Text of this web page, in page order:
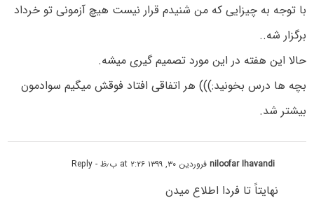
با توجه به چیزایی که من شنیدم قرار نیست هیچ آزمونی تو خرداد
برگزار شه..
حالا این هفته در این مورد تصمیم گیری میشه.
بچه ها درس بخونید:))) هر اتفاقی افتاد فوقش میگیم سوادمون
بیشتر شد.
niloofar Ihavandiفروردین ۳۰, ۱۳۹۹ at ۲:۲۶ ب٫ظ - Reply
نهایتاً تا فردا اطلاع میدن